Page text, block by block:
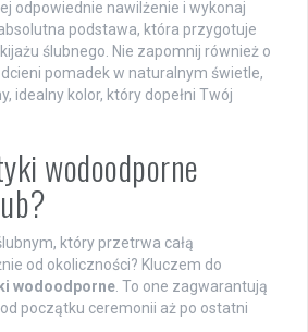
odpowiednie nawilżenie i wykonaj
podstawa, która przygotuje
ślubnego. Nie zapomnij również o
pomadek w naturalnym świetle,
idealny kolor, który dopełni Twój
wodoodporne
który przetrwa całą
od okoliczności? Kluczem do
wodoodporne . To one zagwarantują
początku ceremonii aż po ostatni